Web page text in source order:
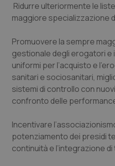
Tumori del Polmone
Tumori
Ulcera & Reflusso
Vaccini
Ridurre ulteriormente le
maggiore specializzazione
Promuovere la sempre
gestionale degli erogatori
uniformi per l’acquisto e
sanitari e sociosanitari,
sistemi di controllo con
confronto delle
Incentivare
potenziamento dei presidi
continuità e l’integrazione